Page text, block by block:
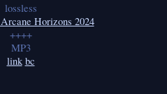
lossless
Horizons 2024
++++
MP3
link bc